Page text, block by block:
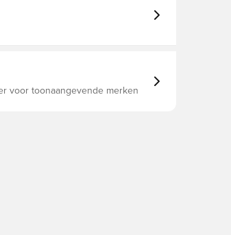
voor toonaangevende merken